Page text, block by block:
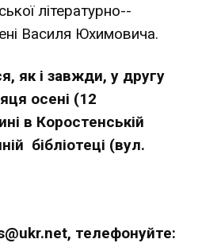
літературно-­
Василя Юхимовича.
, як і завжди, у другу
осені (12
і в Коростенській
бібліотеці (вул.
@ukr.net, телефонуйте: